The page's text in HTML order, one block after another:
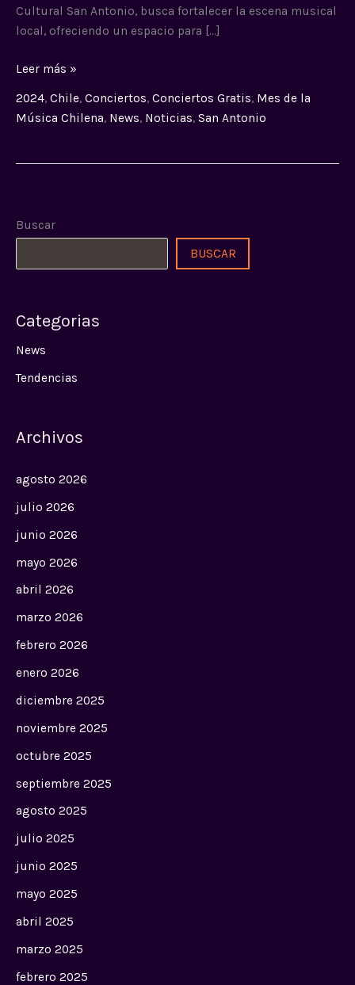
Cultural San Antonio, busca fortalecer la escena musical
local, ofreciendo un espacio para […]
Leer más »
2024, Chile, Conciertos, Conciertos Gratis, Mes de la
Música Chilena, News, Noticias, San Antonio
Buscar
BUSCAR
Categorias
News
Tendencias
Archivos
agosto 2026
julio 2026
junio 2026
mayo 2026
abril 2026
marzo 2026
febrero 2026
enero 2026
diciembre 2025
noviembre 2025
octubre 2025
septiembre 2025
agosto 2025
julio 2025
junio 2025
mayo 2025
abril 2025
marzo 2025
febrero 2025